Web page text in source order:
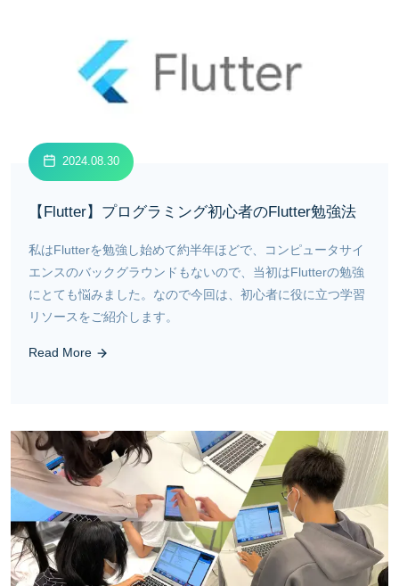
2024.08.30
【Flutter】プログラミング初心者のFlutter勉強法
私はFlutterを勉強し始めて約半年ほどで、コンピュータサイ
エンスのバックグラウンドもないので、当初はFlutterの勉強
にとても悩みました。なので今回は、初心者に役に立つ学習
リソースをご紹介します。
Read More